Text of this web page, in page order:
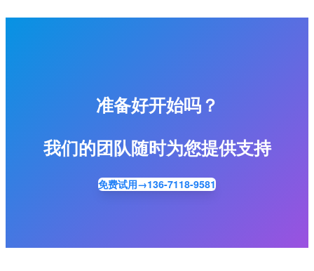
准备好开始吗？
我们的团队随时为您提供支持
免费试用→136-7118-9581